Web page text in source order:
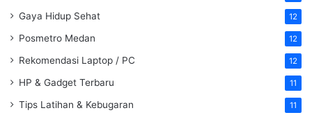
Gaya Hidup Sehat 12
Posmetro Medan 12
Rekomendasi Laptop / PC 12
HP & Gadget Terbaru 11
Tips Latihan & Kebugaran 11